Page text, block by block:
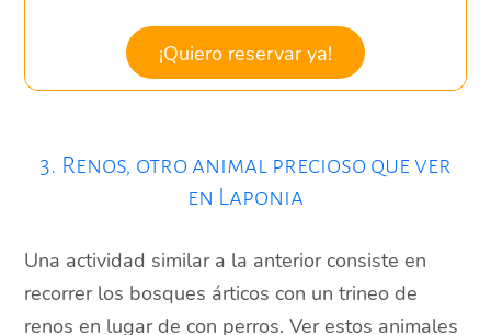
¡Quiero reservar ya!
3. Renos, otro animal precioso que ver
en Laponia
Una actividad similar a la anterior consiste en
recorrer los bosques árticos con un trineo de
renos en lugar de con perros. Ver estos animales